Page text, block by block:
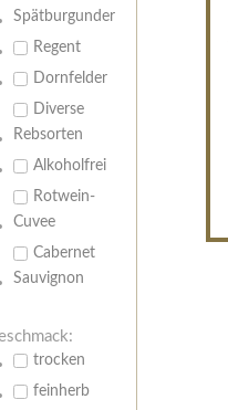
Spätburgunder
Regent
Dornfelder
Diverse
Rebsorten
Alkoholfrei
Rotwein-
Cuvee
Cabernet
Sauvignon
trocken
feinherb